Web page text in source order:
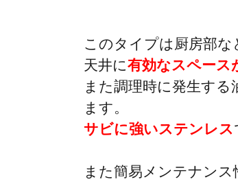
このタイプは厨房部な
天井に有効なスペース
また調理時に発生す
ます。
サビに強いステンレス
また簡易メンテナンス